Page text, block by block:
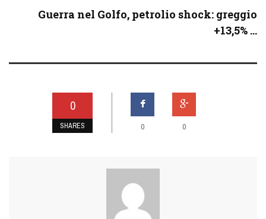
Guerra nel Golfo, petrolio shock: greggio
+13,5% ...
0
SHARES 0 0